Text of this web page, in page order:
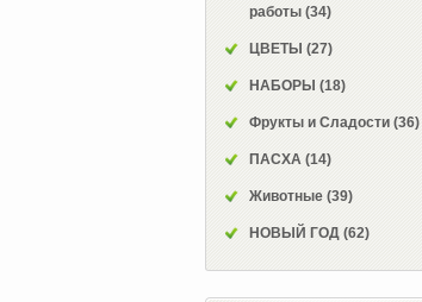
работы (34)
ЦВЕТЫ (27)
НАБОРЫ (18)
Фрукты и Сладости (36)
ПАСХА (14)
Животные (39)
НОВЫЙ ГОД (62)